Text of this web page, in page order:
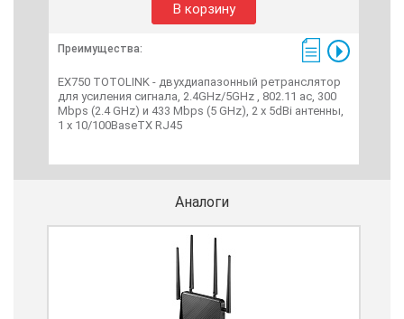
В корзину
Преимущества:
EX750 TOTOLINK - двухдиапазонный ретранслятор
для усиления сигнала, 2.4GHz/5GHz , 802.11 ac, 300
Mbps (2.4 GHz) и 433 Mbps (5 GHz), 2 х 5dBi антенны,
1 x 10/100BaseTX RJ45
Аналоги